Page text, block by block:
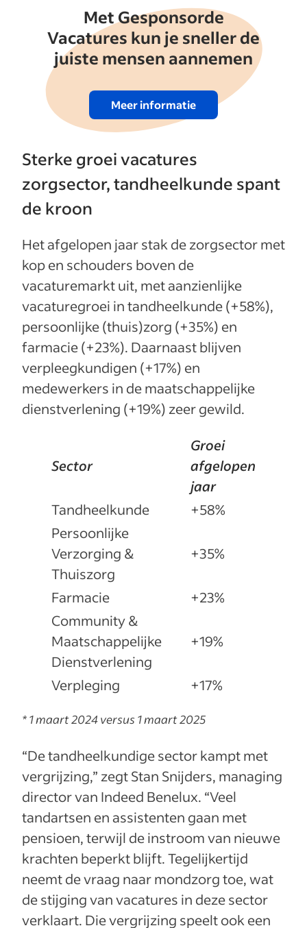
Met Gesponsorde
Vacatures kun je sneller de
juiste mensen aannemen
Meer informatie
Sterke groei vacatures
zorgsector, tandheelkunde spant
de kroon
Het afgelopen jaar stak de zorgsector met
kop en schouders boven de
vacaturemarkt uit, met aanzienlijke
vacaturegroei in tandheelkunde (+58%),
persoonlijke (thuis)zorg (+35%) en
farmacie (+23%). Daarnaast blijven
verpleegkundigen (+17%) en
medewerkers in de maatschappelijke
dienstverlening (+19%) zeer gewild.
Sector
Groei
afgelopen
jaar
Tandheelkunde
+58%
Persoonlijke
Verzorging &
Thuiszorg
+35%
Farmacie
+23%
Community &
Maatschappelijke
Dienstverlening
+19%
Verpleging +17%
* 1 maart 2024 versus 1 maart 2025
“De tandheelkundige sector kampt met
vergrijzing,” zegt Stan Snijders, managing
director van Indeed Benelux. “Veel
tandartsen en assistenten gaan met
pensioen, terwijl de instroom van nieuwe
krachten beperkt blijft. Tegelijkertijd
neemt de vraag naar mondzorg toe, wat
de stijging van vacatures in deze sector
verklaart. Die vergrijzing speelt ook een